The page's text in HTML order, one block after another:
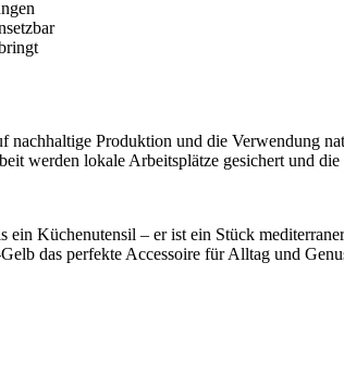
Produktion und die Verwendung
werden lokale Arbeitsplätze gesichert und
Küchenutensil – er ist ein Stück
das perfekte Accessoire für Alltag und